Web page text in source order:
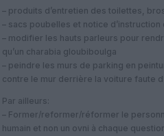
– produits d’entretien des toilettes,
– sacs poubelles et notice
– modifier les hauts parleurs pour
qu’un charabia gloubiboulga
– peindre les murs de parking en
contre le mur derrière la voiture faute
Par ailleurs:
– Former/reformer/réformer le
humain et non un ovni à chaque